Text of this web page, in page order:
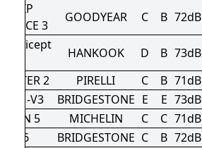
3
GOODYEAR C B 72dB
icept
HANKOOK D B 73dB
2
PIRELLI C B 71dB
DM-V3
BRIDGESTONE E E 73dB
5
MICHELIN C C 71dB
6
BRIDGESTONE C B 72dB